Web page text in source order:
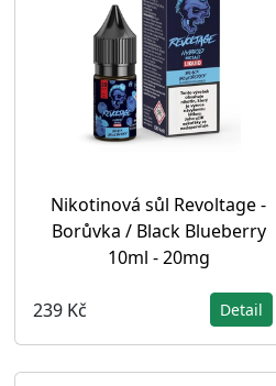
Nikotinová sůl Revoltage -
Borůvka / Black Blueberry
10ml - 20mg
239 Kč Detail